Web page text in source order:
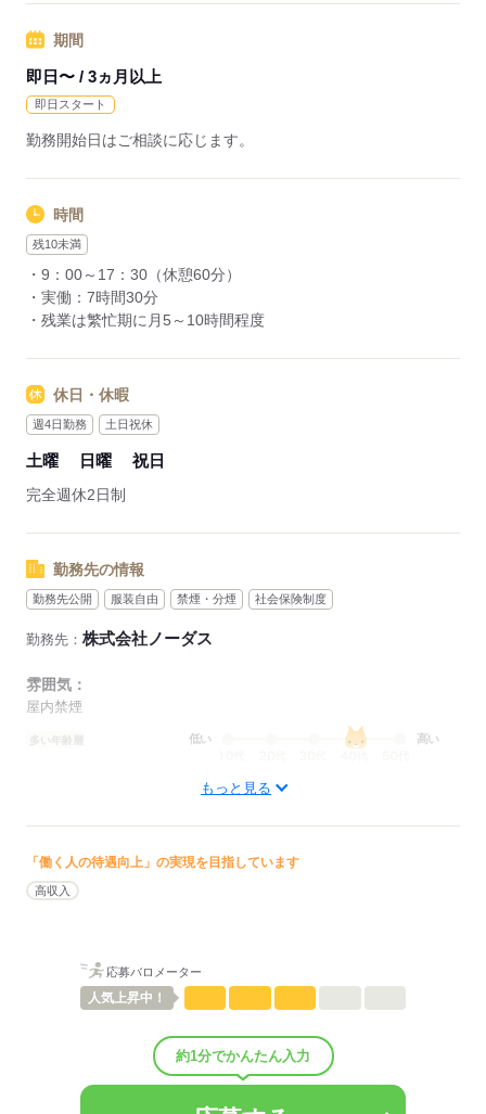
期間
即日〜 / 3ヵ月以上
即日スタート
勤務開始日はご相談に応じます。
時間
残10未満
・9：00～17：30（休憩60分）
・実働：7時間30分
・残業は繁忙期に月5～10時間程度
休日・休暇
週4日勤務 土日祝休
土曜 日曜 祝日
完全週休2日制
勤務先の情報
勤務先公開 服装自由 禁煙・分煙 社会保険制度
勤務先： 株式会社ノーダス
雰囲気：
屋内禁煙
低い 高い
男性
7人
（男5：女2）
事業内容損害保険代理店業務及び生命保険業務
もっと見る
「働く人の待遇向上」の実現を目指しています
高収入
応募バロメーター
人気上昇中！
約1分でかんたん入力